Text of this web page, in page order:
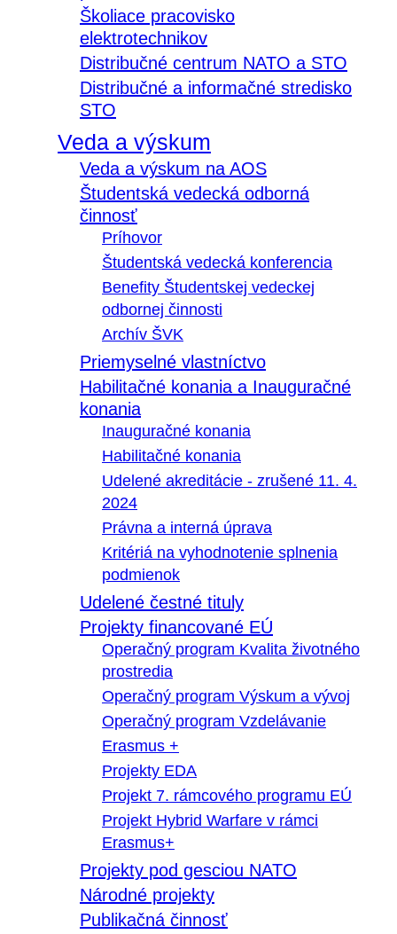
Školiace pracovisko
elektrotechnikov
Distribučné centrum NATO a STO
Distribučné a informačné stredisko
STO
Veda a výskum
Veda a výskum na AOS
Študentská vedecká odborná
činnosť
Príhovor
Študentská vedecká konferencia
Benefity Študentskej vedeckej
odbornej činnosti
Archív ŠVK
Priemyselné vlastníctvo
Habilitačné konania a Inauguračné
konania
Inauguračné konania
Habilitačné konania
Udelené akreditácie - zrušené 11. 4.
2024
Právna a interná úprava
Kritériá na vyhodnotenie splnenia
podmienok
Udelené čestné tituly
Projekty financované EÚ
Operačný program Kvalita životného
prostredia
Operačný program Výskum a vývoj
Operačný program Vzdelávanie
Erasmus +
Projekty EDA
Projekt 7. rámcového programu EÚ
Projekt Hybrid Warfare v rámci
Erasmus+
Projekty pod gesciou NATO
Národné projekty
Publikačná činnosť